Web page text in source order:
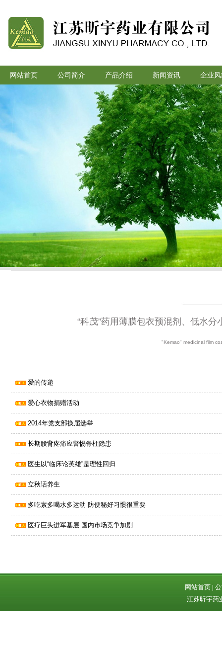
网站首页 公司简介 产品介绍 新闻资讯 企业
“科茂”药用薄膜包衣预混剂、低水
"Kemao" medicinal film
爱的传递
爱心衣物捐赠活动
2014年党支部换届选举
长期腰背疼痛应警惕脊柱隐患
医生以“临床论英雄”是理性回归
立秋话养生
多吃素多喝水多运动 防便秘好习惯很重要
医疗巨头进军基层 国内市场竞争加剧
网站首页
江苏昕宇药